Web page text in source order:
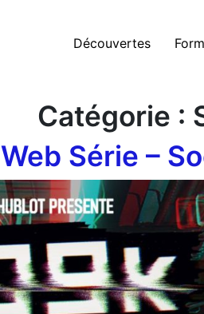
Découvertes
Catégorie :
Web Série –